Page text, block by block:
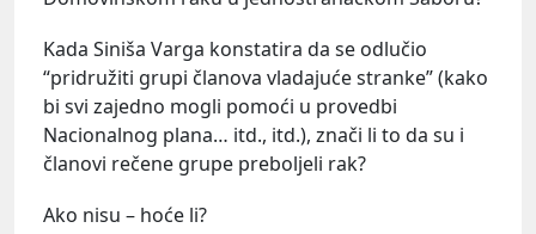
Kada Siniša Varga konstatira da se odlučio
“pridružiti grupi članova vladajuće stranke” (kako
bi svi zajedno mogli pomoći u provedbi
Nacionalnog plana… itd., itd.), znači li to da su i
članovi rečene grupe preboljeli rak?
Ako nisu – hoće li?